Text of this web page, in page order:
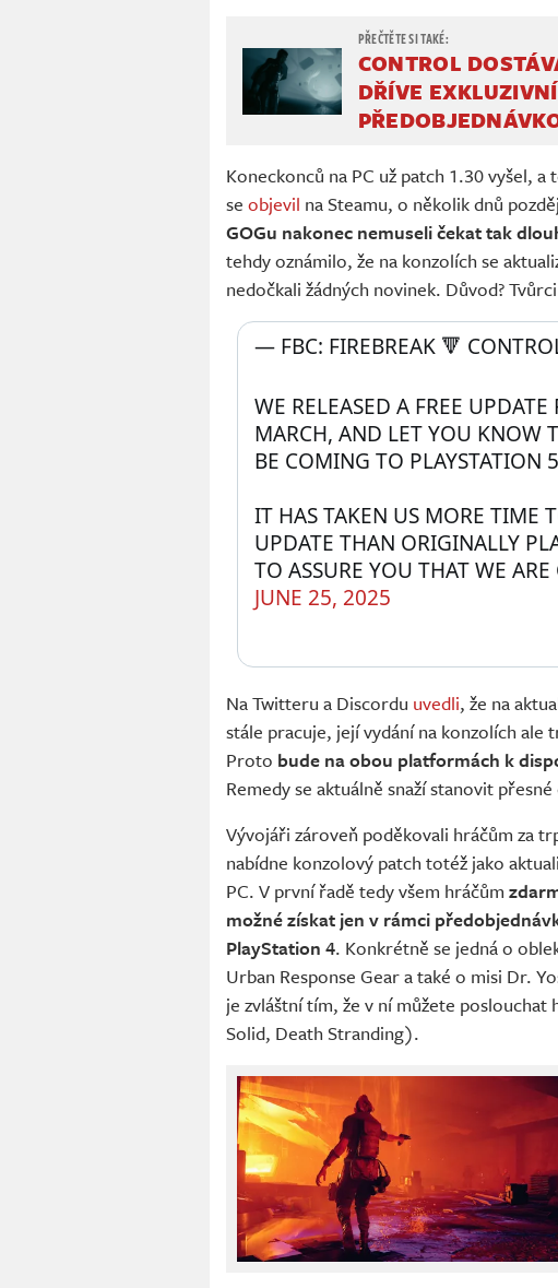
CONTROL
DŘÍVE
Koneckonců na PC už patch 1.30 vyšel,
se objevil na Steamu, o několik dnů
GOGu nakonec nemuseli čekat tak
tehdy oznámilo, že na konzolích se
nedočkali žádných novinek. Důvod?
WE RELEASED A FREE
MARCH, AND LET YOU KNOW
BE COMING TO PLAYSTATION
IT HAS TAKEN US MORE TIME
UPDATE THAN ORIGINALLY
TO ASSURE YOU THAT WE
— FBC: FIREBREAK 🔻
JUNE 25, 2025
Na Twitteru a Discordu uvedli, že na
stále pracuje, její vydání na konzolích ale
Proto bude na obou platformách k
Remedy se aktuálně snaží stanovit
Vývojáři zároveň poděkovali hráčům za
nabídne konzolový patch totéž jako
PC. V první řadě tedy všem hráčům
možné získat jen v rámci
PlayStation 4. Konkrétně se jedná o
Urban Response Gear a také o misi Dr.
je zvláštní tím, že v ní můžete poslouchat
Solid, Death Stranding).